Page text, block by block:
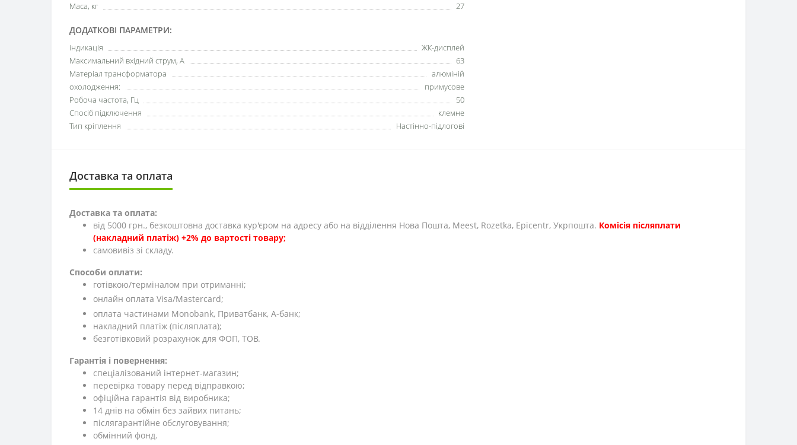
Маса, кг
27
ДОДАТКОВІ ПАРАМЕТРИ:
індикація
ЖК-дисплей
Максимальний вхідний струм, А
63
Матеріал трансформатора
алюміній
охолодження:
примусове
Робоча частота, Гц
50
Спосіб підключення
клемне
Тип кріплення
Настінно-підлогові
Доставка та оплата
Доставка та оплата:
від 5000 грн., безкоштовна доставка кур'єром на адресу або на відділення Нова Пошта, Meest, Rozetka, Epicentr, Укрпошта. Комісія післяплати
(накладний платіж) +2% до вартості товару;
cамовивіз зі складу.
Способи оплати:
готівкою/терміналом при отриманні;
онлайн оплата Visa/Mastercard;
оплата частинами Monobank, Приватбанк, А-банк;
накладний платіж (післяплата);
безготівковий розрахунок для ФОП, ТОВ.
Гарантія і повернення:
спеціалізований інтернет-магазин;
перевірка товару перед відправкою;
офіційна гарантія від виробника;
14 днів на обмін без зайвих питань;
післягарантійне обслуговування;
обмінний фонд.